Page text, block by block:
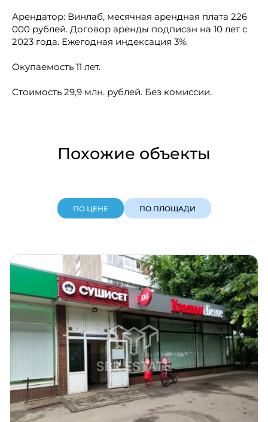
Арендатор: Винлаб, месячная арендная плата 226
000 рублей. Договор аренды подписан на 10 лет с
2023 года. Ежегодная индексация 3%.
Окупаемость 11 лет.
Стоимость 29,9 млн. рублей. Без комиссии.
Похожие объекты
ПО ЦЕНЕ ПО ПЛОЩАДИ